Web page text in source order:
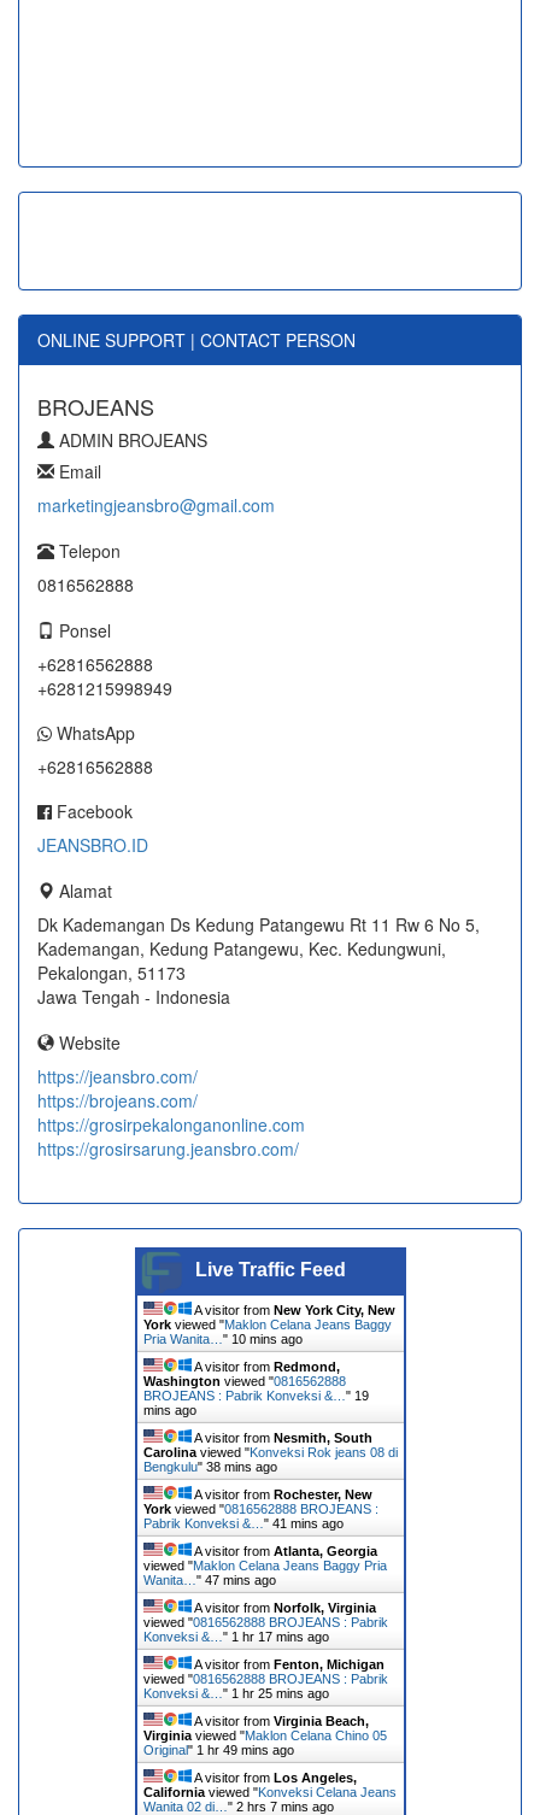
ONLINE SUPPORT | CONTACT PERSON
BROJEANS
ADMIN BROJEANS
Email
marketingjeansbro@gmail.com
Telepon
0816562888
Ponsel
+62816562888
+6281215998949
WhatsApp
+62816562888
Facebook
JEANSBRO.ID
Alamat
Dk Kademangan Ds Kedung Patangewu Rt 11 Rw 6 No 5,
Kademangan, Kedung Patangewu, Kec. Kedungwuni,
Pekalongan, 51173
Jawa Tengah - Indonesia
Website
https://jeansbro.com/
https://brojeans.com/
https://grosirpekalonganonline.com
https://grosirsarung.jeansbro.com/
Live Traffic Feed
A visitor from New York City, New
Yorkviewed "Maklon Celana Jeans Baggy
Pria Wanita… " 10 mins ago
A visitor from Redmond,
Washington viewed "0816562888
BROJEANS : Pabrik Konveksi &… " 19
mins ago
A visitor from Nesmith, South
Carolinaviewed "Konveksi Rok jeans 08 di
Bengkulu" 38 mins ago
A visitor from Rochester, New
Yorkviewed "0816562888 BROJEANS :
Pabrik Konveksi &… " 41 mins ago
A visitor from Atlanta, Georgia
viewed "Maklon Celana Jeans Baggy Pria
Wanita… " 47 mins ago
A visitor from Norfolk, Virginia
viewed "0816562888 BROJEANS : Pabrik
Konveksi &… " 1 hr 17 mins ago
A visitor from Fenton, Michigan
viewed "0816562888 BROJEANS : Pabrik
Konveksi &… " 1 hr 25 mins ago
A visitor from Virginia Beach,
Virginiaviewed "Maklon Celana Chino 05
Original" 1 hr 49 mins ago
A visitor from Los Angeles,
Californiaviewed "Konveksi Celana Jeans
Wanita 02 di… " 2 hrs 7 mins ago